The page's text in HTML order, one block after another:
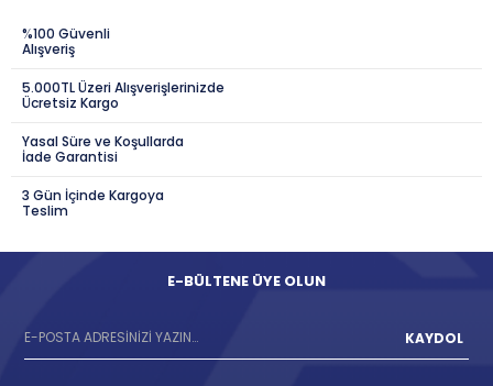
%100 Güvenli
Alışveriş
5.000TL Üzeri Alışverişlerinizde
Ücretsiz Kargo
Yasal Süre ve Koşullarda
İade Garantisi
3 Gün İçinde Kargoya
Teslim
E-BÜLTENE ÜYE OLUN
KAYDOL